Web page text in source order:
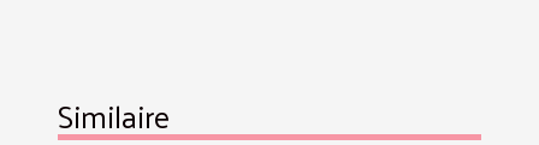
Similaire